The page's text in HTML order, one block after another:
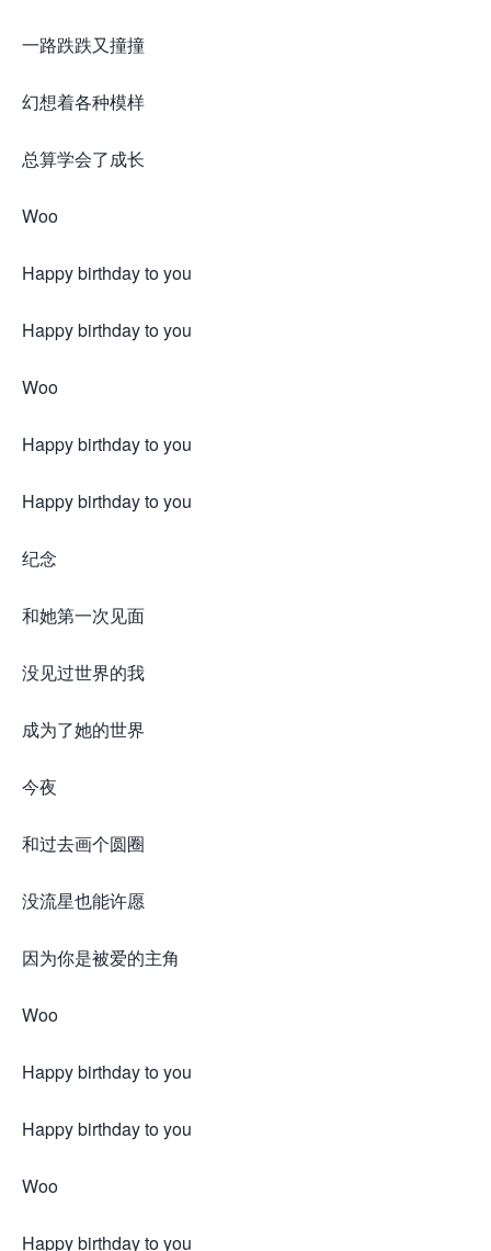
一路跌跌又撞撞
幻想着各种模样
总算学会了成长
Woo
Happy birthday to you
Happy birthday to you
Woo
Happy birthday to you
Happy birthday to you
纪念
和她第一次见面
没见过世界的我
成为了她的世界
今夜
和过去画个圆圈
没流星也能许愿
因为你是被爱的主角
Woo
Happy birthday to you
Happy birthday to you
Woo
Happy birthday to you